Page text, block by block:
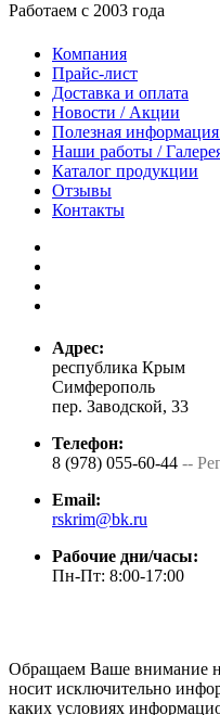
Работаем с 2003 года
Компания
Прайс-лист
Доставка и оплата
Новости / Акции
Полезная
Наши работы /
Каталог продукции
Отзывы
Контакты
Адрес:
республика Крым
Симферополь
пер. Заводской, 33
Телефон:
8 (978) 055-60-44 --
Email:
rskrim@bk.ru
Рабочие дни/часы:
Пн-Пт: 8:00-17:00
Обращаем Ваше внимание
носит исключительно
каких условиях